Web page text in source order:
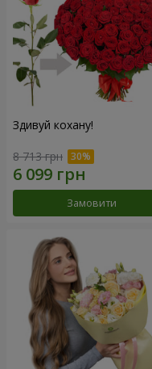
Здивуй кохану!
8 713 грн
Замовити